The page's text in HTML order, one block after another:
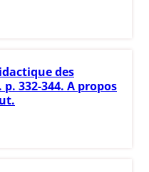
des
332-344. A propos